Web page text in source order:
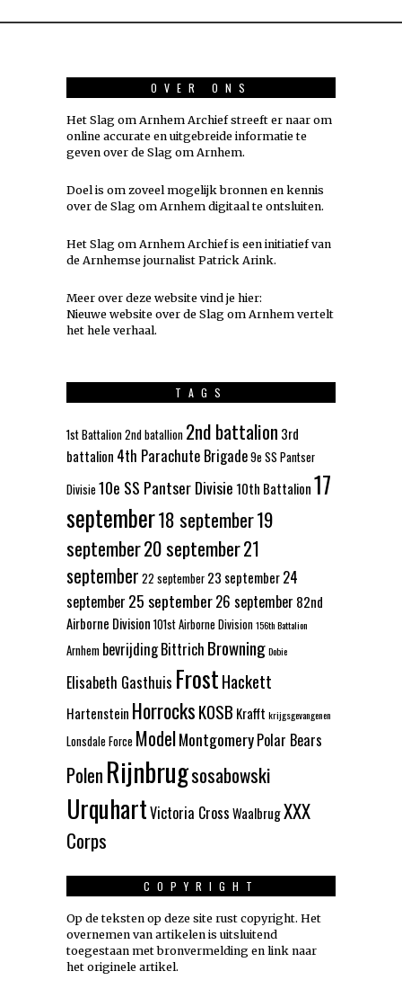
OVER ONS
Het Slag om Arnhem Archief streeft er naar om
online accurate en uitgebreide informatie te
geven over de Slag om Arnhem.
Doel is om zoveel mogelijkbronnen en kennis
over de Slag om Arnhem digitaal te ontsluiten.
Het Slag om Arnhem Archief is een initiatief van
de Arnhemse journalist Patrick Arink.
Meer over deze website vind je hier:
Nieuwe website over de Slag om Arnhem vertelt
het hele verhaal.
TAGS
1st Battalion2nd batallion 2nd battalion 3rd
battalion 4th Parachute Brigade9e SS Pantser
Divisie 10e SS Pantser Divisie 10th Battalion17
september18 september19
september20 september21
september 22 september 23 september24
september 25 september26 september 82nd
Airborne Division 101st Airborne Division156th Battalion
Arnhem bevrijdingBittrich BrowningDobie
Elisabeth Gasthuis FrostHackett
Hartenstein HorrocksKOSB Krafft krijgsgevangenen
Lonsdale Force ModelMontgomeryPolar Bears
PolenRijnbrugsosabowski
UrquhartVictoria CrossWaalbrugXXX
Corps
COPYRIGHT
Op de teksten op deze site rust copyright. Het
overnemen van artikelen is uitsluitend
toegestaan met bronvermelding en link naar
het originele artikel.